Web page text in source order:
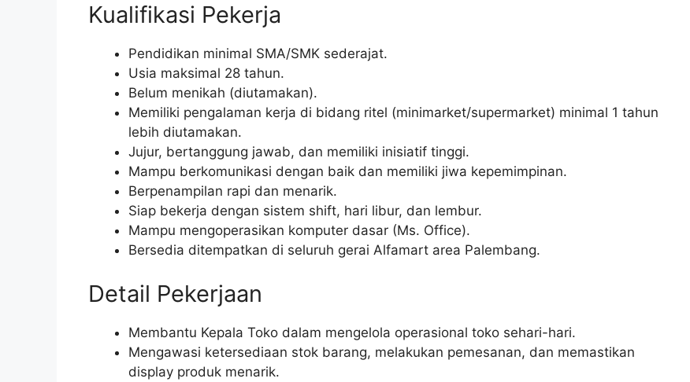
Kualifikasi Pekerja
Pendidikan minimal SMA/SMK sederajat.
Usia maksimal 28 tahun.
Belum menikah (diutamakan).
Memiliki pengalaman kerja di bidang ritel (minimarket/supermarket) minimal 1 tahun
lebih diutamakan.
Jujur, bertanggung jawab, dan memiliki inisiatif tinggi.
Mampu berkomunikasi dengan baik dan memiliki jiwa kepemimpinan.
Berpenampilan rapi dan menarik.
Siap bekerja dengan sistem shift, hari libur, dan lembur.
Mampu mengoperasikan komputer dasar (Ms. Office).
Bersedia ditempatkan di seluruh gerai Alfamart area Palembang.
Detail Pekerjaan
Membantu Kepala Toko dalam mengelola operasional toko sehari-hari.
Mengawasi ketersediaan stok barang, melakukan pemesanan, dan memastikan
display produk menarik.